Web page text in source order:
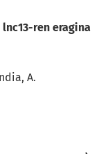
ren eragina
A.